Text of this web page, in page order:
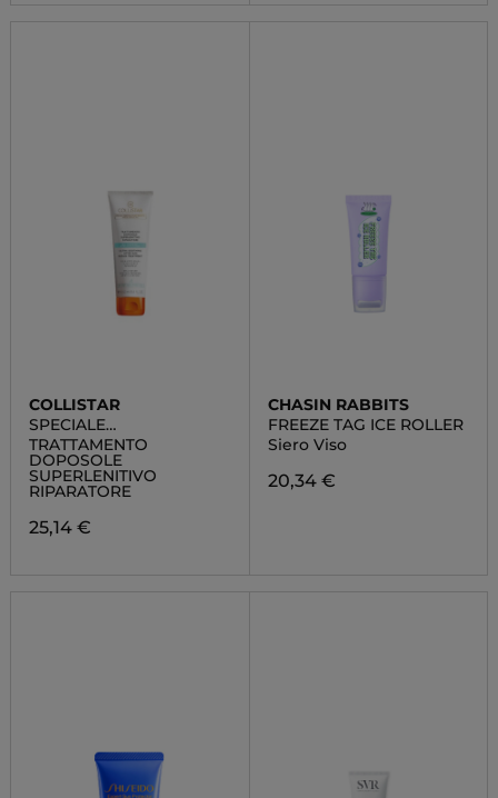
COLLISTAR
SPECIALE
ABBRONZATURA
PERFETTA
TRATTAMENTO
DOPOSOLE
SUPERLENITIVO
RIPARATORE
25,14 €
CHASIN RABBITS
FREEZE TAG ICE ROLLER
Siero Viso
20,34 €